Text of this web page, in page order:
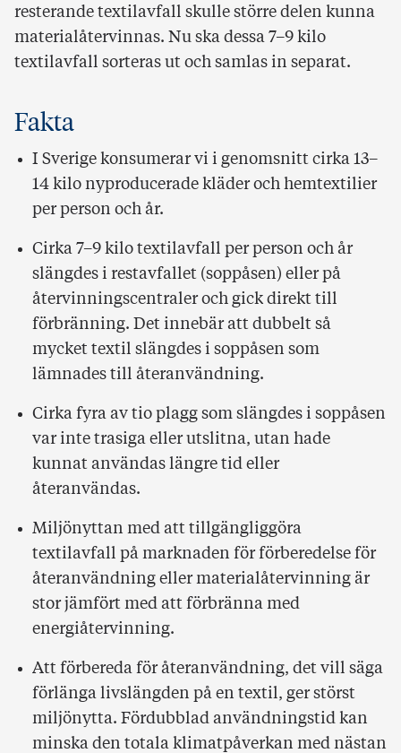
resterande textilavfall skulle större delen kunna
materialåtervinnas. Nu ska dessa 7–9 kilo
textilavfall sorteras ut och samlas in separat.
Fakta
I Sverige konsumerar vi i genomsnitt cirka 13–
14 kilo nyproducerade kläder och hemtextilier
per person och år.
Cirka 7–9 kilo textilavfall per person och år
slängdes i restavfallet (soppåsen) eller på
återvinningscentraler och gick direkt till
förbränning. Det innebär att dubbelt så
mycket textil slängdes i soppåsen som
lämnades till återanvändning.
Cirka fyra av tio plagg som slängdes i soppåsen
var inte trasiga eller utslitna, utan hade
kunnat användas längre tid eller
återanvändas.
Miljönyttan med att tillgängliggöra
textilavfall på marknaden för förberedelse för
återanvändning eller materialåtervinning är
stor jämfört med att förbränna med
energiåtervinning.
Att förbereda för återanvändning, det vill säga
förlänga livslängden på en textil, ger störst
miljönytta. Fördubblad användningstid kan
minska den totala klimatpåverkan med nästan